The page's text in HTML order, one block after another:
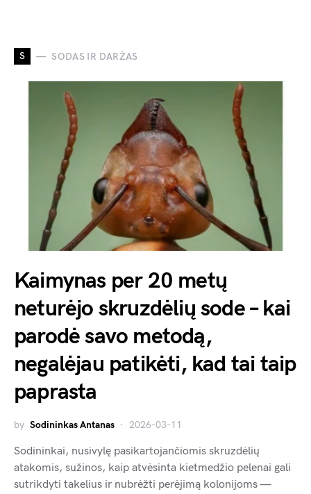
S SODAS IR DARŽAS
Kaimynas per 20 metų
neturėjo skruzdėlių sode – kai
parodė savo metodą,
negalėjau patikėti, kad tai taip
paprasta
by Sodininkas Antanas 2026-03-11
Sodininkai, nusivylę pasikartojančiomis skruzdėlių
atakomis, sužinos, kaip atvėsinta kietmedžio pelenai gali
sutrikdyti takelius ir nubrėžti perėjimą kolonijoms —